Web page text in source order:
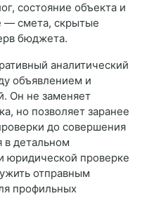
состояние объекта и
— смета, скрытые
бюджета.
аналитический
объявлением и
Он не заменяет
но позволяет заранее
до совершения
в детальном
юридической проверке
отправным
профильных